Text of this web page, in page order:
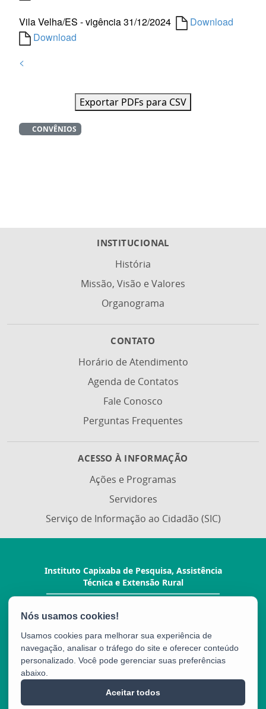
Vila Velha/ES - vigência 31/12/2024
Download
Download
<
Exportar PDFs para CSV
CONVÊNIOS
INSTITUCIONAL
História
Missão, Visão e Valores
Organograma
CONTATO
Horário de Atendimento
Agenda de Contatos
Fale Conosco
Perguntas Frequentes
ACESSO À INFORMAÇÃO
Ações e Programas
Servidores
Serviço de Informação ao Cidadão (SIC)
Instituto Capixaba de Pesquisa, Assistência
Técnica e Extensão Rural
CEP: 29052-010 - Vitória / ES
Usamos cookies para melhorar sua experiência de
navegação, analisar o tráfego do site e oferecer conteúdo
personalizado. Você pode gerenciar suas preferências
abaixo.
Aceitar todos